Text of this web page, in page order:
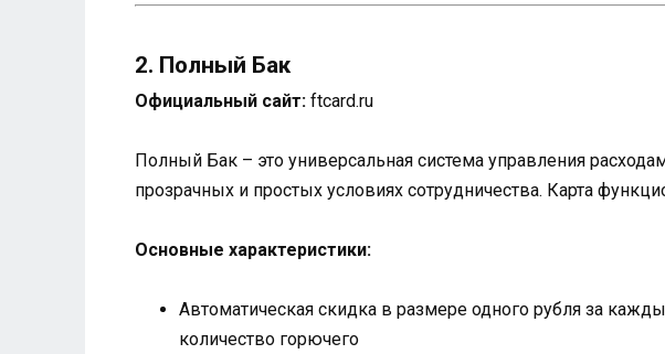
2. Полный Бак
Официальный сайт: ftcard.ru
Полный Бак – это универсальная система управления
прозрачных и простых условиях сотрудничества. Карта
Основные характеристики:
Автоматическая скидка в размере одного рубля за
количество горючего